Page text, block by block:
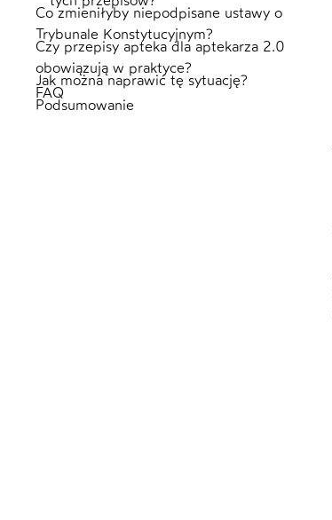
Co zmieniłyby niepodpisane ustawy o
Trybunale Konstytucyjnym?
Czy przepisy apteka dla aptekarza 2.0
obowiązują w praktyce?
Jak można naprawić tę sytuację?
FAQ
Podsumowanie